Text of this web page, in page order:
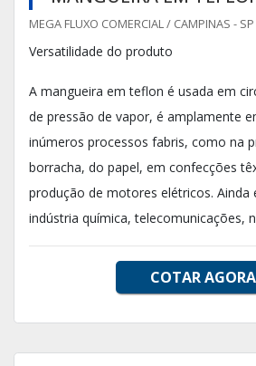
MEGA FLUXO COMERCIAL / CAMPINAS - SP
Versatilidade do produto
A mangueira em teflon é usada em
de pressão de vapor, é amplamente
inúmeros processos fabris, como na
borracha, do papel, em confecções
produção de motores elétricos. Ainda
indústria química, telecomunicações,
COTAR AGORA